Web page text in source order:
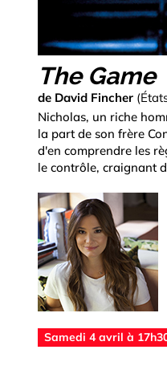
The Game
de David Fincher
Nicholas, un riche
la part de son frère
d'en comprendre les
le contrôle, craignant
Samedi 4 avril à